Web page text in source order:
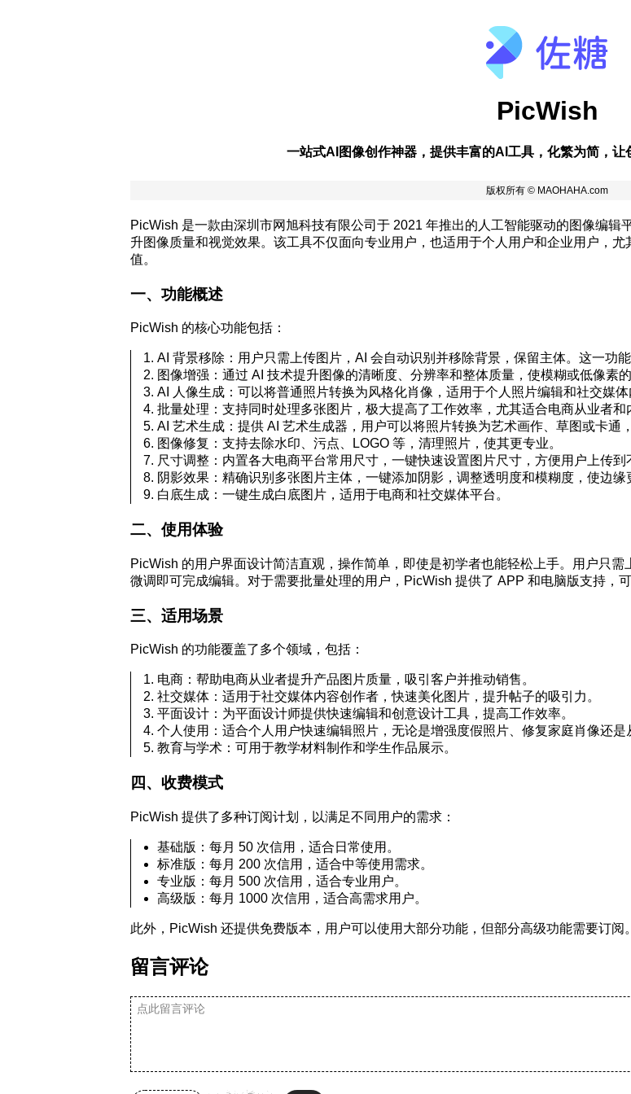
PicWish
一站式AI图像创作神器，提供丰富的AI工具，化繁为简，让
PicWish 是一款由深圳市网旭科技有限公司于 2021 年推出的人工智能驱动的图像编辑
升图像质量和视觉效果。该工具不仅面向专业用户，也适用于个人用户和企业用户，
值。
一、功能概述
PicWish 的核心功能包括：
AI 背景移除：用户只需上传图片，AI 会自动识别并移除背景，保留主体。这一功
图像增强：通过 AI 技术提升图像的清晰度、分辨率和整体质量，使模糊或低像素的
AI 人像生成：可以将普通照片转换为风格化肖像，适用于个人照片编辑和社交媒体
批量处理：支持同时处理多张图片，极大提高了工作效率，尤其适合电商从业者和
AI 艺术生成：提供 AI 艺术生成器，用户可以将照片转换为艺术画作、草图或卡通
图像修复：支持去除水印、污点、LOGO 等，清理照片，使其更专业。
尺寸调整：内置各大电商平台常用尺寸，一键快速设置图片尺寸，方便用户上传到
阴影效果：精确识别多张图片主体，一键添加阴影，调整透明度和模糊度，使边缘
白底生成：一键生成白底图片，适用于电商和社交媒体平台。
二、使用体验
PicWish 的用户界面设计简洁直观，操作简单，即使是初学者也能轻松上手。用户只
微调即可完成编辑。对于需要批量处理的用户，PicWish 提供了 APP 和电脑版支持，
三、适用场景
PicWish 的功能覆盖了多个领域，包括：
电商：帮助电商从业者提升产品图片质量，吸引客户并推动销售。
社交媒体：适用于社交媒体内容创作者，快速美化图片，提升帖子的吸引力。
平面设计：为平面设计师提供快速编辑和创意设计工具，提高工作效率。
个人使用：适合个人用户快速编辑照片，无论是增强度假照片、修复家庭肖像还是
教育与学术：可用于教学材料制作和学生作品展示。
四、收费模式
PicWish 提供了多种订阅计划，以满足不同用户的需求：
基础版：每月 50 次信用，适合日常使用。
标准版：每月 200 次信用，适合中等使用需求。
专业版：每月 500 次信用，适合专业用户。
高级版：每月 1000 次信用，适合高需求用户。
此外，PicWish 还提供免费版本，用户可以使用大部分功能，但部分高级功能需要订阅
留言评论